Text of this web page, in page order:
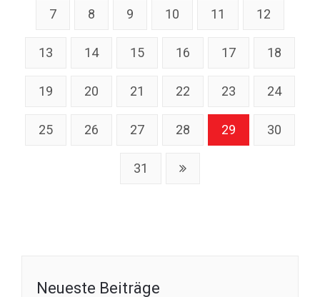
7 8 9 10 11 12
13 14 15 16 17 18
19 20 21 22 23 24
25 26 27 28 29 30
31
Neueste Beiträge